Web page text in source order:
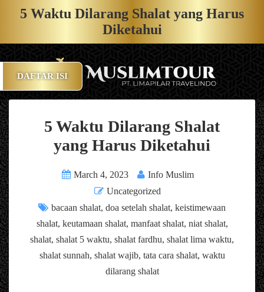
5 Waktu Dilarang Shalat yang Harus
Diketahui
5 Waktu Dilarang Shalat
yang Harus Diketahui
March 4, 2023
Info Muslim
Uncategorized
bacaan shalat, doa setelah shalat, keistimewaan
shalat, keutamaan shalat, manfaat shalat, niat shalat,
shalat, shalat 5 waktu, shalat fardhu, shalat lima waktu,
shalat sunnah, shalat wajib, tata cara shalat, waktu
dilarang shalat
DAFTAR ISI